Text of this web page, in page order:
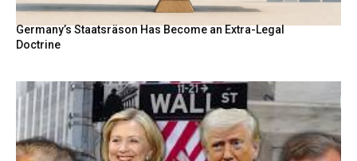
Germany’s Staatsräson Has Become an Extra-Legal
Doctrine